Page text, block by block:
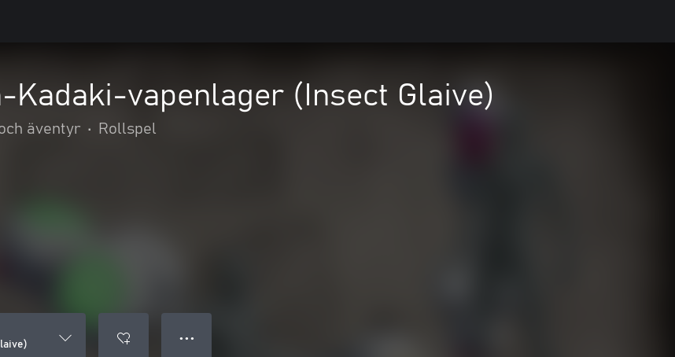
Kadaki-vapenlager (Insect Glaive)
äventyr • Rollspel
● ● ●